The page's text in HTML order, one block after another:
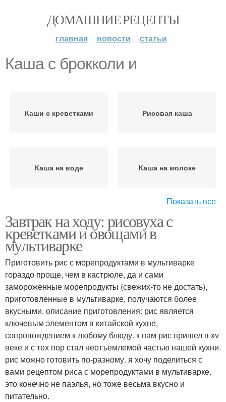
ДОМАШНИЕ РЕЦЕПТЫ
главная новости статьи
Каша с брокколи и
Каши с креветками Рисовая каша
Каша на воде Каша на молоке
Каша с изюмом Каша с медом
Каша с курицей Каша с овощами
Каша с тыквой Каша с креветками
Показать все
Завтрак на ходу: рисовуха с
креветками и овощами в
мультиварке
Приготовить рис с морепродуктами в мультиварке
гораздо проще, чем в кастрюле, да и сами
замороженные морепродукты (свежих-то не достать),
приготовленные в мультиварке, получаются более
вкусными. описание приготовления: рис является
ключевым элементом в китайской кухне,
сопровождением к любому блюду. к нам рис пришел в xv
веке и с тех пор стал неотъемлемой частью нашей кухни.
рис можно готовить по-разному. я хочу поделиться с
вами рецептом риса с морепродуктами в мультиварке.
это конечно не паэлья, но тоже весьма вкусно и
питательно.